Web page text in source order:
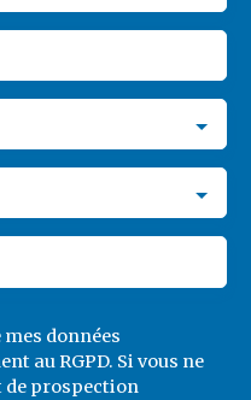
données
au RGPD. Si vous ne
de prospection